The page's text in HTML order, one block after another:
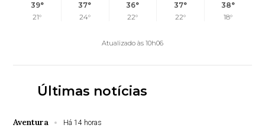
39°
21°
37°
24°
36°
22°
37°
22°
38°
18°
Atualizado às 10h06
Últimas notícias
Aventura Há 14 horas